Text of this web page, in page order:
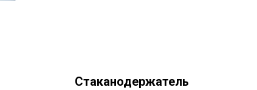
Стаканодержатель